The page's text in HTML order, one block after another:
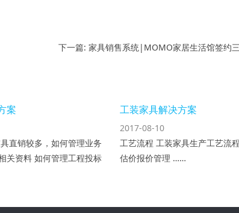
下一篇: 家具销售系统|MOMO家居生活馆签约
案
直销较多，如何管理业务
关资料 如何管理工程投标
工装家具解决方案
2017-08-10
工艺流程 工装家具生产工艺流
估价报价管理 ……